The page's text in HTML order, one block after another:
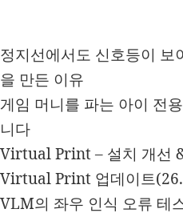
정지선에서도 신호등이
을 만든 이유
게임 머니를 파는 아이 전
니다
Virtual Print – 설치 개선
Virtual Print 업데이트
VLM의 좌우 인식 오류 테